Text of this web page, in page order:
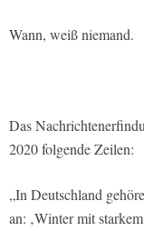
Wann, weiß niemand.
Das
2020 folgende Zeilen:
„In Deutschland
an: ‚Winter mit